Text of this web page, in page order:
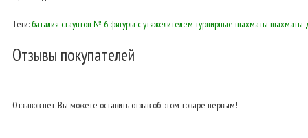
Теги:баталия стаунтон № 6 фигуры с утяжелителем турнирные шахматы шахматы
Отзывы покупателей
Отзывов нет. Вы можете оставить отзыв об этом товаре первым!